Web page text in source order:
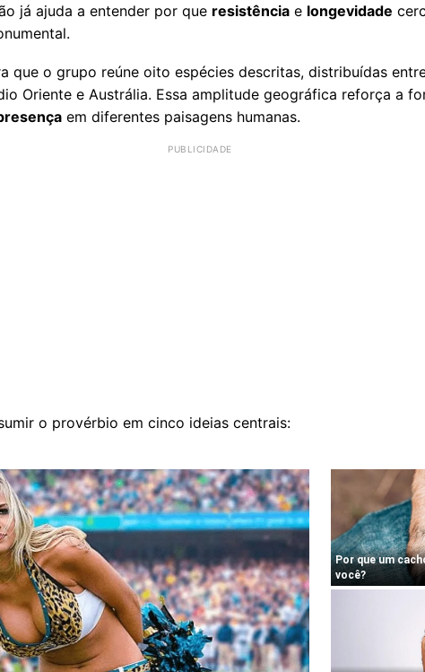
já ajuda a entender por que resistência e longevidade
que o grupo reúne oito espécies descritas, distribuídas
Oriente e Austrália. Essa amplitude geográfica reforça a
em diferentes paisagens humanas.
o provérbio em cinco ideias centrais: